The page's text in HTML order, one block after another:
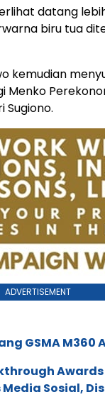
datang
biru tua
kemudian
Menko
Sugiono.
ADVERTISEMENT
GSMA M360
Sosial,